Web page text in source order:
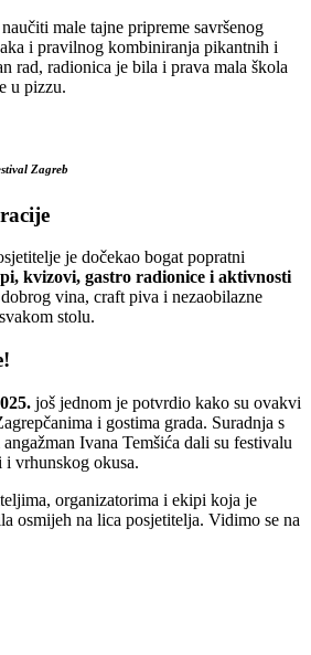
male tajne pripreme savršenog
i pravilnog kombiniranja pikantnih i
rad, radionica je bila i prava mala škola
u pizzu.
Zagreb
je dočekao bogat popratni
kvizovi, gastro radionice i aktivnosti
vina, craft piva i nezaobilazne
stolu.
još jednom je potvrdio kako su ovakvi
i gostima grada. Suradnja s
angažman Ivana Temšića dali su festivalu
i vrhunskog okusa.
organizatorima i ekipi koja je
osmijeh na lica posjetitelja. Vidimo se na